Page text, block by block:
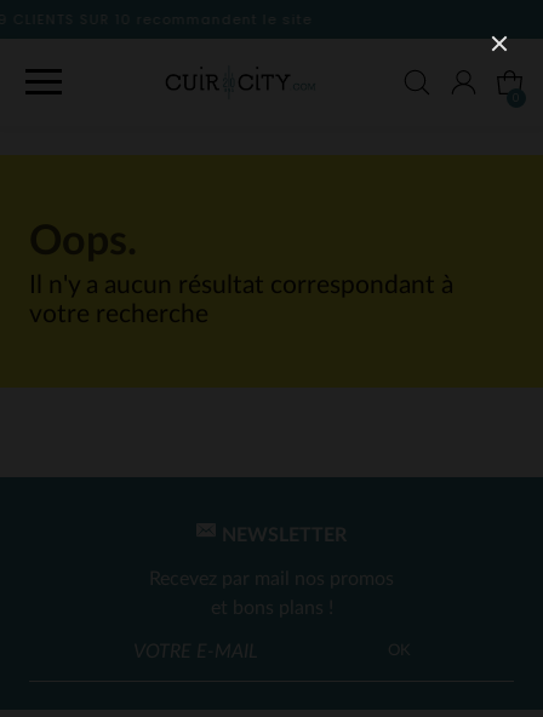
Il n'y a aucun résultat correspondant à
votre recherche
NEWSLETTER
Recevez par mail nos promos
et bons plans !
OK